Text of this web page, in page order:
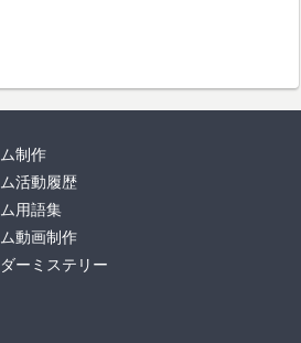
制作
活動履歴
用語集
動画制作
ーミステリー